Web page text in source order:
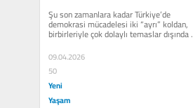
Şu son zamanlara kadar Türkiye’de
demokrasi mücadelesi iki “ayrı” koldan,
birbirleriyle çok dolaylı temaslar dışında
neredeyse...
09.04.2026
50
Yeni
Yaşam